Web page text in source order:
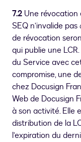
7.2 Une révocation
SEQ n’invalide pas
de révocation
qui publie une
du Service avec
compromise, une
chez Docusign
Web de Docusign
à son activité. Elle
distribution de la
l’expiration du